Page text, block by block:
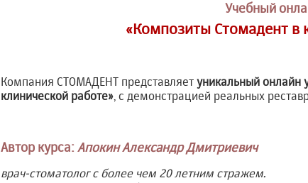
Учебный
«Композиты Стомадент в
Компания СТОМАДЕНТ представляет уникальный онлайн
клинической работе», с демонстрацией реальных
Автор курса: Апокин Александр Дмитриевич
врач-стоматолог с более чем 20 летним стражем.